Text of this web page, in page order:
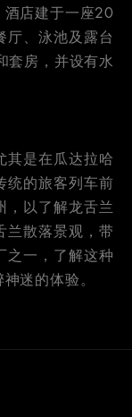
酒店建于一座20
厅、泳池及露台
套房，并设有水
其是在瓜达拉哈
统的旅客列车前
，以了解龙舌兰
兰散落景观，带
之一，了解这种
迷的体验。